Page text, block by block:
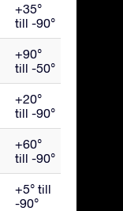
+35°
till -90°
+90°
till -50°
+20°
till -90°
+60°
till -90°
+5° till
-90°